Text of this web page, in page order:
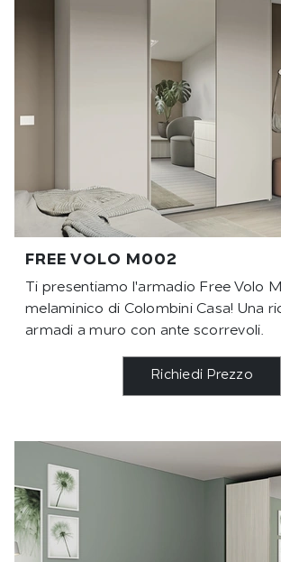
FREE VOLO M002
Ti presentiamo l'armadio Free Volo
melaminico di Colombini Casa! Una
armadi a muro con ante scorrevoli.
Richiedi Prezzo